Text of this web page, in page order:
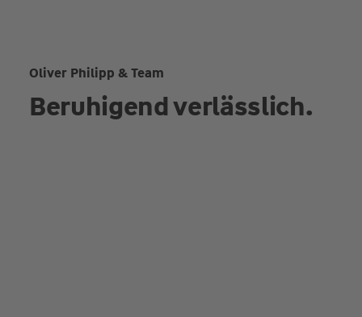
Oliver Philipp & Team
Beruhigend verlässlich.